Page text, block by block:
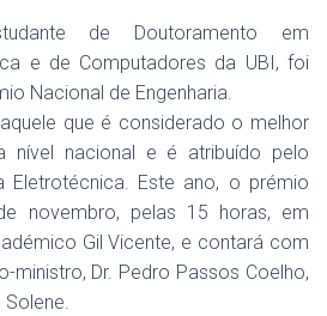
de Doutoramento em
e de Computadores da UBI, foi
Nacional de Engenharia.
que é considerado o melhor
nível nacional e é atribuído pelo
Eletrotécnica. Este ano, o prémio
novembro, pelas 15 horas, em
Gil Vicente, e contará com
ministro, Dr. Pedro Passos Coelho,
Solene.